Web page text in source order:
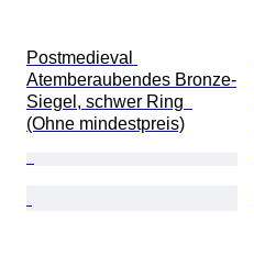
Postmedieval
Atemberaubendes Bronze-
Siegel, schwer Ring
(Ohne mindestpreis)